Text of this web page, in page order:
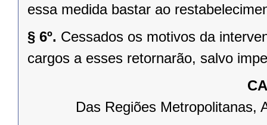
essa medida bastar ao
§ 6º. Cessados os motivos da
cargos a esses retornarão, salvo
Das Regiões Metropolitanas,